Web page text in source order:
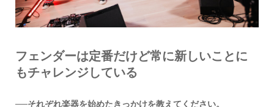
フェンダーは定番だけど常に新しいことに
もチャレンジしている
──それぞれ楽器を始めたきっかけを教えてください。